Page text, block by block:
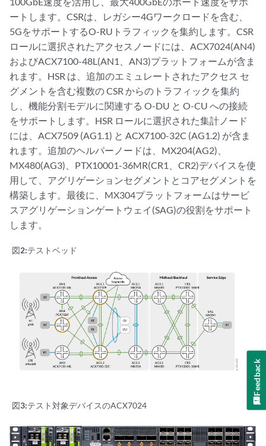
ートします。CSRは、レガシー4Gワークロードを含む、
5GをサポートするO-RUトラフィックを集約します。CSR
ロールに選択されたアクセスノードには、ACX7024(AN4)
およびACX7100-48L(AN1、AN3)プラットフォームが含ま
れます。HSR は、追加のエミュレートされたアクセス セ
グメントを含む複数の CSR からのトラフィックを集約
し、機能分割モデルに関連する O-DU と O-CU への接続
をサポートします。HSR ロールに選択された集計ノード
には、ACX7509 (AG1.1) と ACX7100-32C (AG1.2) が含ま
れます。追加のヘルパーノードは、MX204(AG2)、
MX480(AG3)、PTX10001-36MR(CR1、CR2)デバイスを使
用して、アグリゲーションセグメントとコアセグメントを
構築します。最後に、MX304プラットフォームはサービ
スアグリゲーションゲートウェイ(SAG)の役割をサポート
します。
図2:テストベッド
図3:テスト対象デバイスのACX7024
Feedback